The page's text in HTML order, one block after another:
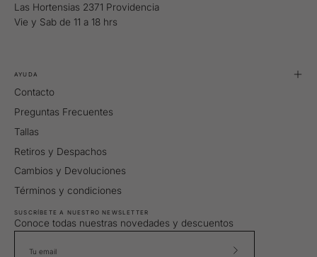
Las Hortensias 2371 Providencia
Vie y Sab de 11 a 18 hrs
AYUDA
Contacto
Preguntas Frecuentes
Tallas
Retiros y Despachos
Cambios y Devoluciones
Términos y condiciones
SUSCRÍBETE A NUESTRO NEWSLETTER
Conoce todas nuestras novedades y descuentos